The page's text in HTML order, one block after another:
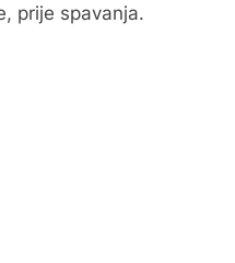
prije spavanja.